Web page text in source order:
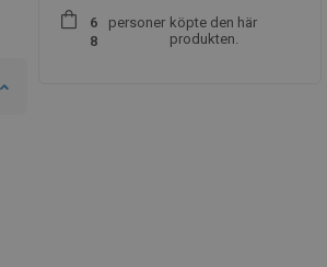
6
8
personer köpte den här
produkten.